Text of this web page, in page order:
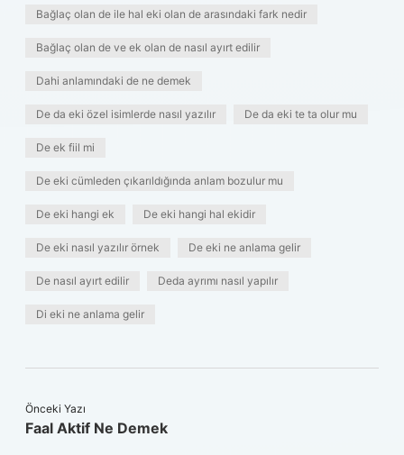
Bağlaç olan de ile hal eki olan de arasındaki fark nedir
Bağlaç olan de ve ek olan de nasıl ayırt edilir
Dahi anlamındaki de ne demek
De da eki özel isimlerde nasıl yazılır De da eki te ta olur mu
De ek fiil mi
De eki cümleden çıkarıldığında anlam bozulur mu
De eki hangi ek De eki hangi hal ekidir
De eki nasıl yazılır örnek De eki ne anlama gelir
De nasıl ayırt edilir Deda ayrımı nasıl yapılır
Di eki ne anlama gelir
Önceki Yazı
Faal Aktif Ne Demek